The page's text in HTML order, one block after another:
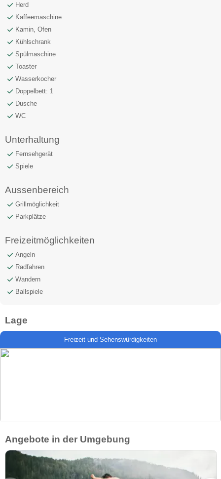
Herd
Kaffeemaschine
Kamin, Ofen
Kühlschrank
Spülmaschine
Toaster
Wasserkocher
Doppelbett: 1
Dusche
WC
Unterhaltung
Fernsehgerät
Spiele
Aussenbereich
Grillmöglichkeit
Parkplätze
Freizeitmöglichkeiten
Angeln
Radfahren
Wandern
Ballspiele
Lage
Freizeit und Sehenswürdigkeiten
Angebote in der Umgebung